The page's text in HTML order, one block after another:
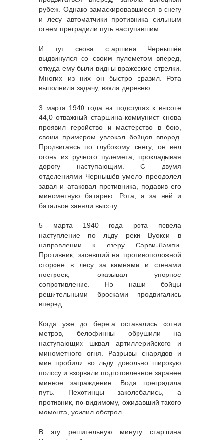
рубеж. Однако замаскировавшиеся в снегу
и лесу автоматчики противника сильным
огнем преградили путь наступавшим.
И тут снова старшина Чернышёв
выдвинулся со своим пулеметом вперед,
откуда ему были видны вражеские стрелки.
Многих из них он быстро сразил. Рота
выполнила задачу, взяла деревню.
3 марта 1940 года на подступах к высоте
44,0 отважный старшина-коммунист снова
проявил геройство и мастерство в бою,
своим примером увлекал бойцов вперед.
Продвигаясь по глубокому снегу, он вел
огонь из ручного пулемета, прокладывая
дорогу наступающим. С двумя
отделениями Чернышёв умело преодолел
завал и атаковал противника, подавив его
минометную батарею. Рота, а за ней и
батальон заняли высоту.
5 марта 1940 года рота повела
наступление по льду реки Вуокси в
направлении к озеру Сарви-Лампи.
Противник, засевший на противоположной
стороне в лесу за камнями и стенами
построек, оказывал упорное
сопротивление. Но наши бойцы
решительными бросками продвигались
вперед.
Когда уже до берега оставались сотни
метров, белофинны обрушили на
наступающих шквал артиллерийского и
минометного огня. Разрывы снарядов и
мин пробили во льду довольно широкую
полосу и взорвали подготовленное заранее
минное заграждение. Вода преградила
путь. Пехотинцы заколебались, а
противник, по-видимому, ожидавший такого
момента, усилил обстрел.
В эту решительную минуту старшина